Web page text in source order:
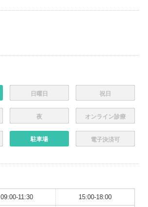
日曜日 祝日
夜 オンライン診療
駐車場 電子決済可
09:00-11:30 15:00-18:00